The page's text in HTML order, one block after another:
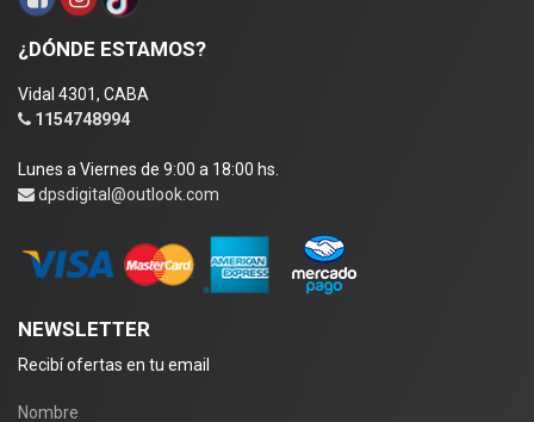
¿DÓNDE ESTAMOS?
Vidal 4301, CABA
1154748994
Lunes a Viernes de 9:00 a 18:00 hs.
dpsdigital@outlook.com
NEWSLETTER
Recibí ofertas en tu email